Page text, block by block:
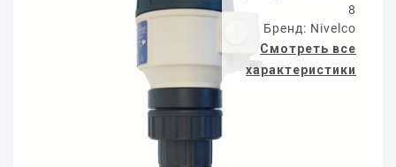
8
Бренд: Nivelco
Смотреть все
характеристики